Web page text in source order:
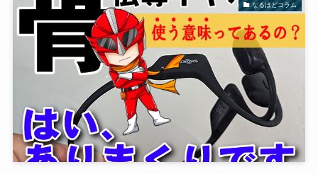
なるほどコラム